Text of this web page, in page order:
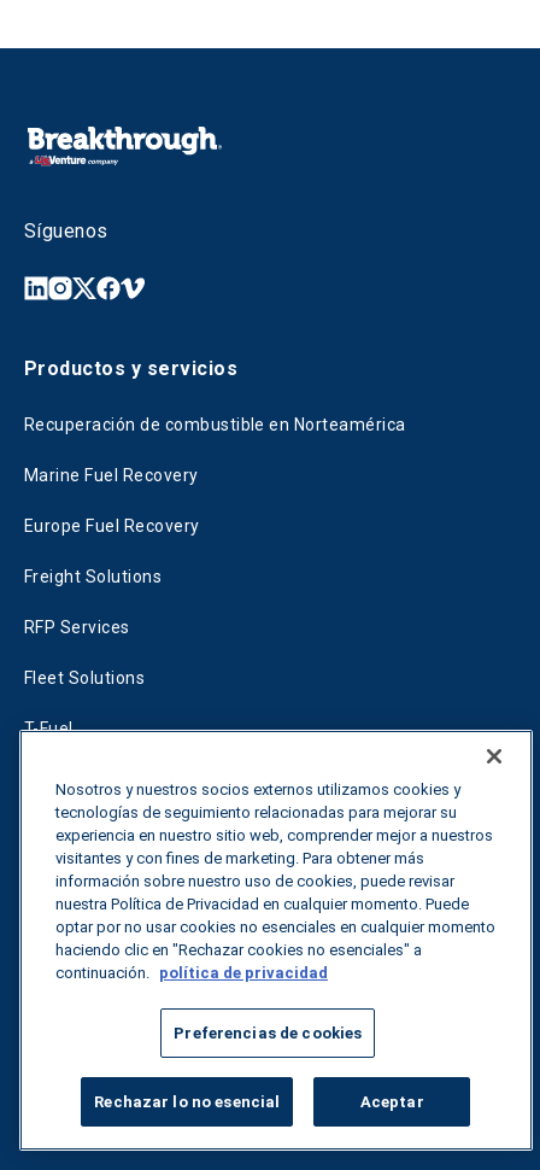
Síguenos
Productos y servicios
Recuperación de combustible en Norteamérica
Marine Fuel Recovery
Europe Fuel Recovery
Freight Solutions
RFP Services
Fleet Solutions
T-Fuel
Casos de éxito
Energía
Carga
Quiénes somos
Nosotros y nuestros socios externos utilizamos cookies y
tecnologías de seguimiento relacionadas para mejorar su
experiencia en nuestro sitio web, comprender mejor a nuestros
visitantes y con fines de marketing. Para obtener más
información sobre nuestro uso de cookies, puede revisar
nuestra Política de Privacidad en cualquier momento. Puede
optar por no usar cookies no esenciales en cualquier momento
haciendo clic en "Rechazar cookies no esenciales" a
continuación. política de privacidad
Preferencias de cookies
Rechazar lo no esencial Aceptar